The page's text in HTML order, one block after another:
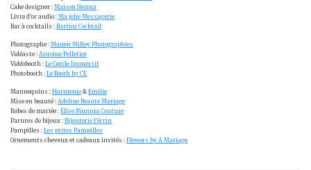
Cake designer : Maison Sienna
Livre d’or audio : Ma jolie Messagerie
Bar à cocktails : Bartini Cocktail
Photographe : Manon Milley Photographies
Vidéaste : Antoine Pelletier
Vidéobooth : Le Cercle Immersif
Photobooth : Le Booth by CE
Mannequins : Harmonie & Emilie
Mise en beauté : Adeline Beaute Mariage
Robes de mariée : Elise Munnia Couture
Parures de bijoux : Bijouterie l’écrin
Pampilles : Les ptites Pampilles
Ornements cheveux et cadeaux invités : Flowers by A Mariage